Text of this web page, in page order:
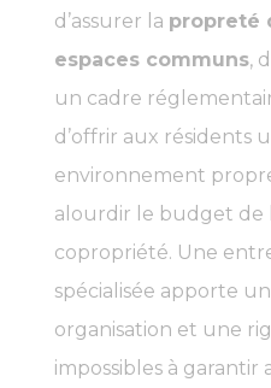
d’assurer la propreté
espaces communs,
un cadre
d’offrir aux résidents
environnement
alourdir le budget de
copropriété. Une
spécialisée apporte
organisation et une
impossibles à garantir